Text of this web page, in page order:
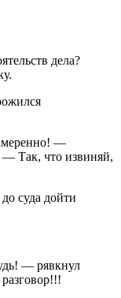
дела?
—
— Так, что извиняй,
суда дойти
— рявкнул